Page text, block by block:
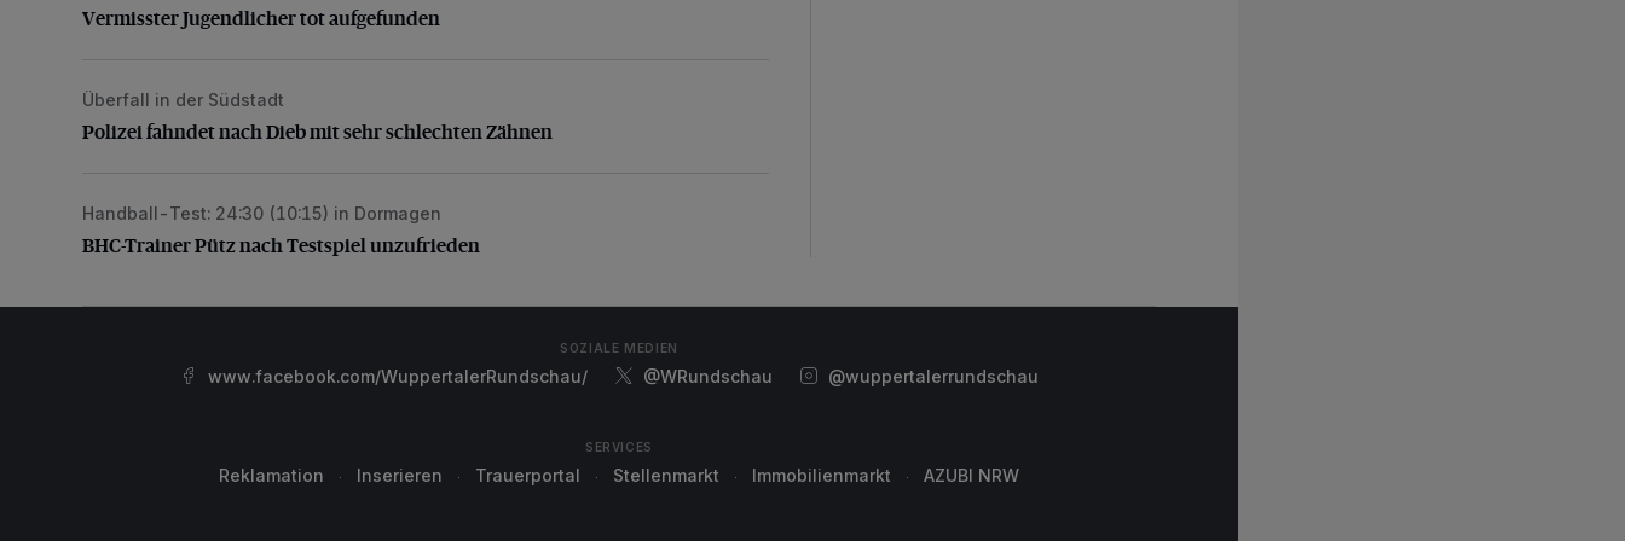
Vermisster Jugendlicher tot aufgefunden
Polizei fahndet nach Dieb mit sehr schlechten Zähnen
Überfall in der Südstadt
Polizei fahndet nach Dieb mit sehr schlechten Zähnen
BHC-Trainer Pütz nach Testspiel unzufrieden
Handball-Test: 24:30 (10:15) in Dormagen
BHC-Trainer Pütz nach Testspiel unzufrieden
SOZIALE MEDIEN
www.facebook.com/WuppertalerRundschau/ @WRundschau @wuppertalerrundschau
SERVICES
Reklamation Inserieren Trauerportal Stellenmarkt Immobilienmarkt AZUBI NRW